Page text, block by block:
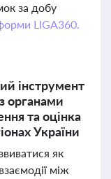
за добу
LIGA360.
інструмент
органами
та оцінка
України
як
між